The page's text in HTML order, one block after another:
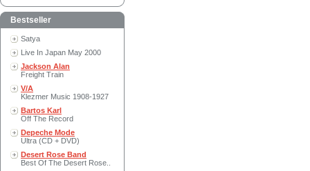
Bestseller
Satya
Live In Japan May 2000
Jackson Alan
Freight Train
V/A
Klezmer Music 1908-1927
Bartos Karl
Off The Record
Depeche Mode
Ultra (CD + DVD)
Desert Rose Band
Best Of The Desert Rose..